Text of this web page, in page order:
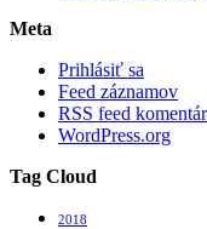
Meta
Prihlásiť sa
Feed záznamov
RSS feed
WordPress.org
Tag Cloud
2018